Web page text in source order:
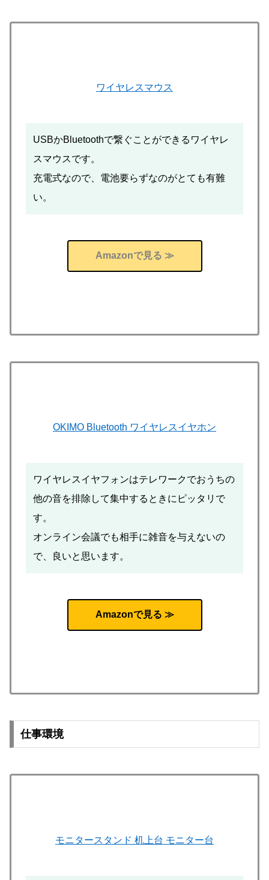
ワイヤレスマウス
USBかBluetoothで繋ぐことができるワイヤレ
スマウスです。
充電式なので、電池要らずなのがとても有難
い。
Amazonで見る ≫
OKIMO Bluetooth ワイヤレスイヤホン
ワイヤレスイヤフォンはテレワークでおうちの
他の音を排除して集中するときにピッタリで
す。
オンライン会議でも相手に雑音を与えないの
で、良いと思います。
Amazonで見る ≫
仕事環境
モニタースタンド 机上台 モニター台